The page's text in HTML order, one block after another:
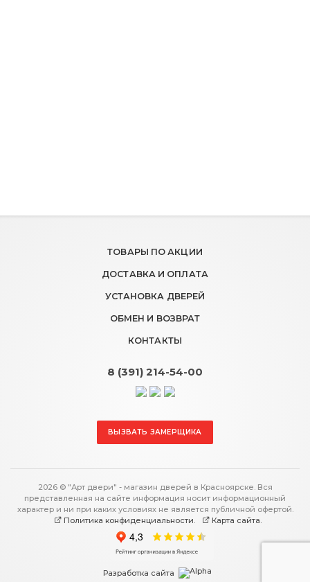
ТОВАРЫ ПО АКЦИИ
ДОСТАВКА И ОПЛАТА
УСТАНОВКА ДВЕРЕЙ
ОБМЕН И ВОЗВРАТ
КОНТАКТЫ
8 (391) 214-54-00
ВЫЗВАТЬ ЗАМЕРЩИКА
2026 © "Арт двери" - магазин дверей в Красноярске. Вся
представленная на сайте информация носит информационный
характер и ни при каких условиях не является публичной офертой.
Политика конфиденциальности.
Карта сайта.
Разработка сайта